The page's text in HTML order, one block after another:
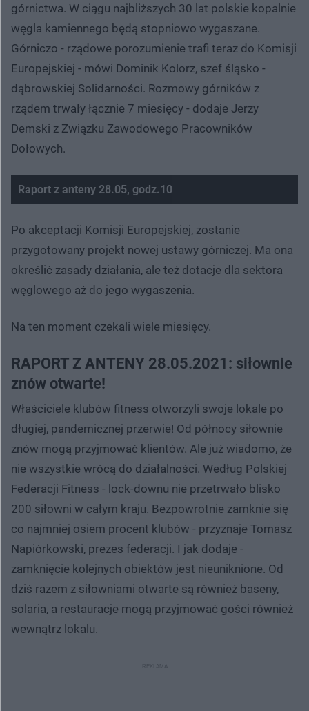
górnictwa. W ciągu najbliższych 30 lat polskie kopalnie
węgla kamiennego będą stopniowo wygaszane.
Górniczo - rządowe porozumienie trafi teraz do Komisji
Europejskiej - mówi Dominik Kolorz, szef śląsko -
dąbrowskiej Solidarności. Rozmowy górników z
rządem trwały łącznie 7 miesięcy - dodaje Jerzy
Demski z Związku Zawodowego Pracowników
Dołowych.
Raport z anteny 28.05, godz.10
Spróbuj ponownie
Po akceptacji Komisji Europejskiej, zostanie
przygotowany projekt nowej ustawy górniczej. Ma ona
określić zasady działania, ale też dotacje dla sektora
węglowego aż do jego wygaszenia.
Na ten moment czekali wiele miesięcy.
RAPORT Z ANTENY 28.05.2021: siłownie
znów otwarte!
Właściciele klubów fitness otworzyli swoje lokale po
długiej, pandemicznej przerwie! Od północy siłownie
znów mogą przyjmować klientów. Ale już wiadomo, że
nie wszystkie wrócą do działalności. Według Polskiej
Federacji Fitness - lock-downu nie przetrwało blisko
200 siłowni w całym kraju. Bezpowrotnie zamknie się
co najmniej osiem procent klubów - przyznaje Tomasz
Napiórkowski, prezes federacji. I jak dodaje -
zamknięcie kolejnych obiektów jest nieuniknione. Od
dziś razem z siłowniami otwarte są również baseny,
solaria, a restauracje mogą przyjmować gości również
wewnątrz lokalu.